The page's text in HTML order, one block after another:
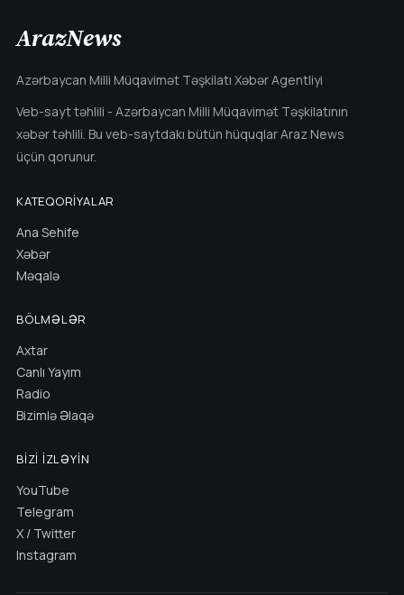
ArazNews
Azərbaycan Milli Müqavimət Təşkilatı Xəbər Agentliyi
Veb-sayt təhlili - Azərbaycan Milli Müqavimət Təşkilatının
xəbər təhlili. Bu veb-saytdakı bütün hüquqlar Araz News
üçün qorunur.
KATEQORIYALAR
Ana Sehife
Xəbər
Məqalə
BÖLMƏLƏR
Axtar
Canlı Yayım
Radio
Bizimlə Əlaqə
BIZI İZLƏYIN
YouTube
Telegram
X / Twitter
Instagram